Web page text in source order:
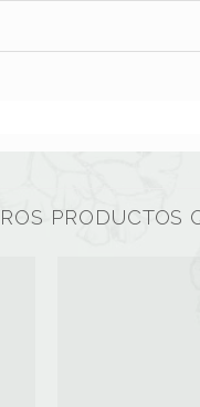
PRODUCTOS